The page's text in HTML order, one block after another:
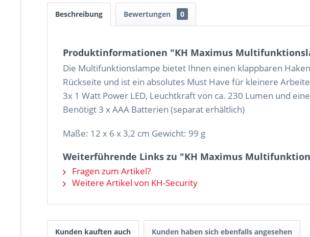
Beschreibung Bewertungen 0
Produktinformationen "KH Maximus
Die Multifunktionslampe bietet Ihnen einen klappbaren
Rückseite und ist ein absolutes Must Have für kleinere
3x 1 Watt Power LED, Leuchtkraft von ca. 230 Lumen und
Benötigt 3 x AAA Batterien (separat erhältlich)
Maße: 12 x 6 x 3,2 cm Gewicht: 99 g
Weiterführende Links zu "KH Maximus
Fragen zum Artikel?
Weitere Artikel von KH-Security
Kunden kauften auch Kunden haben sich ebenfalls angesehen